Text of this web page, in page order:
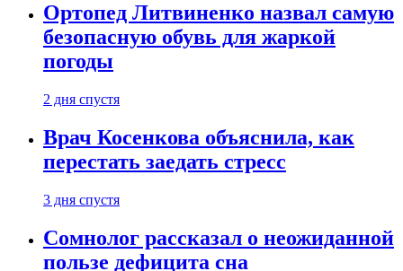
Ортопед Литвиненко назвал самую
безопасную обувь для жаркой
погоды
2 дня спустя
Врач Косенкова объяснила, как
перестать заедать стресс
3 дня спустя
Сомнолог рассказал о неожиданной
пользе дефицита сна